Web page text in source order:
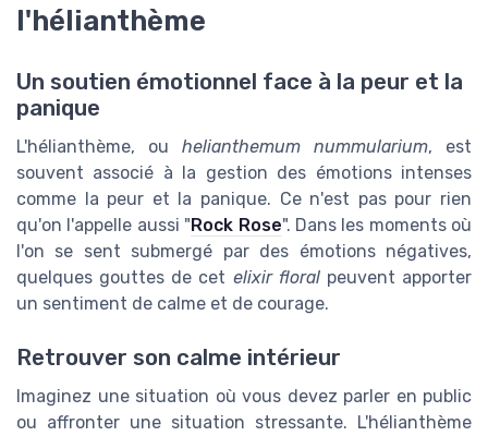
l'hélianthème
Un soutien émotionnel face à la peur et la
panique
L'hélianthème, ou helianthemum nummularium, est
souvent associé à la gestion des émotions intenses
comme la peur et la panique. Ce n'est pas pour rien
qu'on l'appelle aussi " Rock Rose". Dans les moments où
l'on se sent submergé par des émotions négatives,
quelques gouttes de cet elixir floralpeuvent apporter
un sentiment de calme et de courage.
Retrouver son calme intérieur
Imaginez une situation où vous devez parler en public
ou affronter une situation stressante. L'hélianthème